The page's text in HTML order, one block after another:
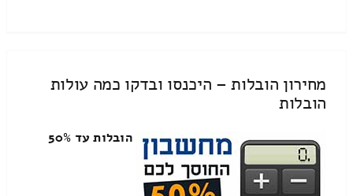
מחירון הובלות – היכנסו ובדקו כמה עולות
הובלות
הובלות עד 50%